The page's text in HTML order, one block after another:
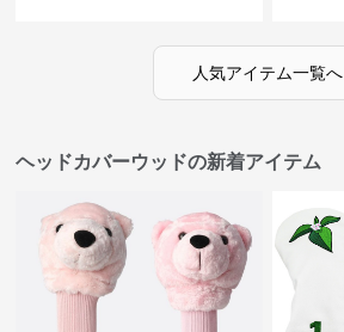
人気アイテム一覧へ
ヘッドカバーウッドの新着アイテム